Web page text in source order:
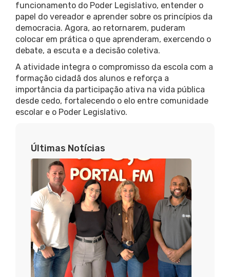
funcionamento do Poder Legislativo, entender o
papel do vereador e aprender sobre os princípios da
democracia. Agora, ao retornarem, puderam
colocar em prática o que aprenderam, exercendo o
debate, a escuta e a decisão coletiva.
A atividade integra o compromisso da escola com a
formação cidadã dos alunos e reforça a
importância da participação ativa na vida pública
desde cedo, fortalecendo o elo entre comunidade
escolar e o Poder Legislativo.
Últimas Notícias